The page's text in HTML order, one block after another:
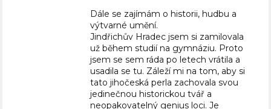
Dále se zajímám o historii, hudbu a
výtvarné umění.
Jindřichův Hradec jsem si zamilovala
už během studií na gymnáziu. Proto
jsem se sem ráda po letech vrátila a
usadila se tu. Záleží mi na tom, aby si
tato jihočeská perla zachovala svou
jedinečnou historickou tvář a
neopakovatelný genius loci. Je